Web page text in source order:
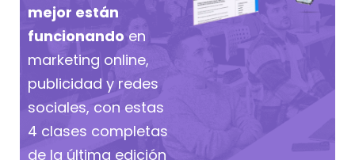
mejor están
funcionandoen
marketing online,
publicidad y redes
sociales, con estas
4 clases completas
de la última edición